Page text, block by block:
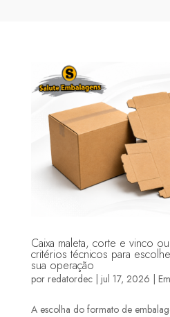
Caixa maleta, corte e vinco
critérios técnicos para
sua operação
por redatordec| jul 17, 2026 |
A escolha do formato de